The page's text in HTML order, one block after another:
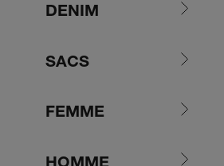
DENIM
SACS
FEMME
HOMME